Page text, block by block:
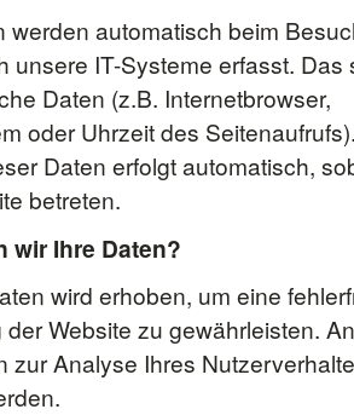
werden automatisch beim
unsere IT-Systeme erfasst. Das
Daten (z.B. Internetbrowser,
oder Uhrzeit des
Daten erfolgt automatisch,
betreten.
wir Ihre Daten?
wird erhoben, um eine
der Website zu gewährleisten.
zur Analyse Ihres